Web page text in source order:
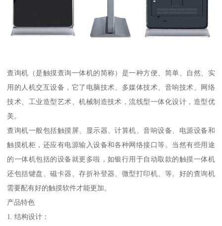
查询机（是触摸查询一体机的简称）是一种方便、简单、自然、实
用的人机交互设备，它了电脑技术、多媒体技术、音响技术、网络
技术、工业造型艺术、机械制造技术，流线型一体化设计，造型优
美。
查询机一般包括触摸屏、显示器、计算机、音响设备、电源设备和
触摸机柜，还应有电源输入设备和各种网络接口等。当然有些用途
的一体机包括的设备就更多啦，如银行用于自动取款的触摸一体机
还包括键盘、磁卡器、存折补登器、微型打印机、等。好的查询机
需要配有好的触摸软件才能更加。
产品特色
1. 结构设计：